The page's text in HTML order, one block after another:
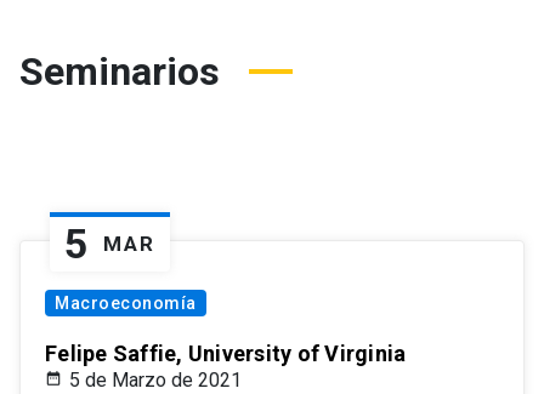
Seminarios
5 MAR
Macroeconomía
Felipe Saffie, University of Virginia
5 de Marzo de 2021